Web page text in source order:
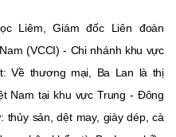
Liêm, Giám đốc Liên đoàn
(VCCI) - Chi nhánh khu vực
Về thương mại, Ba Lan là thị
Nam tại khu vực Trung - Đông
sản, dệt may, giày dép, cà